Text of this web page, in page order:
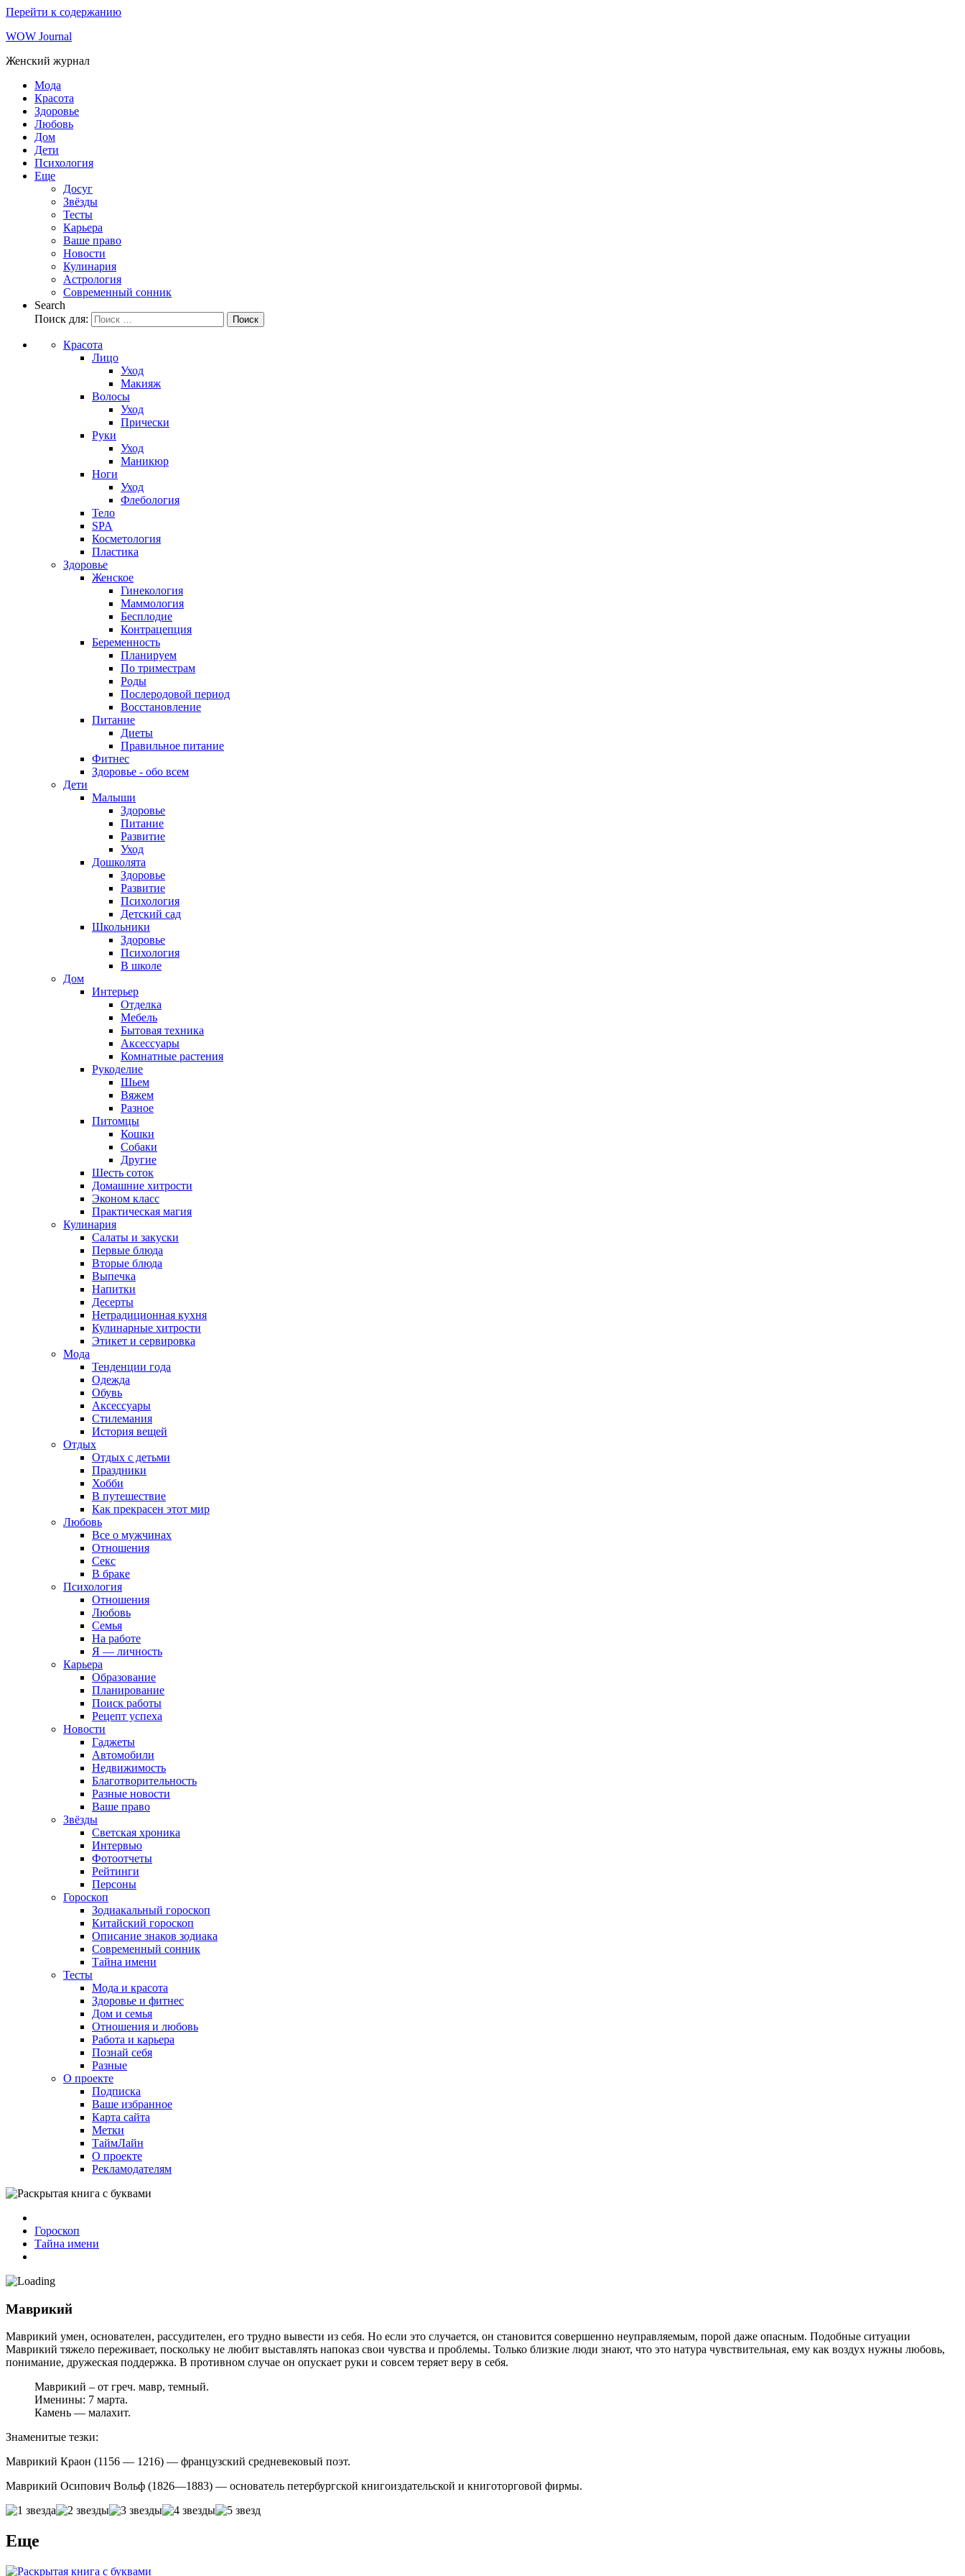
Перейти к содержанию
WOW Journal
Женский журнал
Мода
Красота
Здоровье
Любовь
Дом
Дети
Психология
Еще
Досуг
Звёзды
Тесты
Карьера
Ваше право
Новости
Кулинария
Астрология
Современный сонник
Search
Поиск для:
Поиск
Красота
Лицо
Уход
Макияж
Волосы
Уход
Прически
Руки
Уход
Маникюр
Ноги
Уход
Флебология
Тело
SPA
Косметология
Пластика
Здоровье
Женское
Гинекология
Маммология
Бесплодие
Контрацепция
Беременность
Планируем
По триместрам
Роды
Послеродовой период
Восстановление
Питание
Диеты
Правильное питание
Фитнес
Здоровье - обо всем
Дети
Малыши
Здоровье
Питание
Развитие
Уход
Дошколята
Здоровье
Развитие
Психология
Детский сад
Школьники
Здоровье
Психология
В школе
Дом
Интерьер
Отделка
Мебель
Бытовая техника
Аксессуары
Комнатные растения
Рукоделие
Шьем
Вяжем
Разное
Питомцы
Кошки
Собаки
Другие
Шесть соток
Домашние хитрости
Эконом класс
Практическая магия
Кулинария
Салаты и закуски
Первые блюда
Вторые блюда
Выпечка
Напитки
Десерты
Нетрадиционная кухня
Кулинарные хитрости
Этикет и сервировка
Мода
Тенденции года
Одежда
Обувь
Аксессуары
Стилемания
История вещей
Отдых
Отдых с детьми
Праздники
Хобби
В путешествие
Как прекрасен этот мир
Любовь
Все о мужчинах
Отношения
Секс
В браке
Психология
Отношения
Любовь
Семья
На работе
Я — личность
Карьера
Образование
Планирование
Поиск работы
Рецепт успеха
Новости
Гаджеты
Автомобили
Недвижимость
Благотворительность
Разные новости
Ваше право
Звёзды
Светская хроника
Интервью
Фотоотчеты
Рейтинги
Персоны
Гороскоп
Зодиакальный гороскоп
Китайский гороскоп
Описание знаков зодиака
Современный сонник
Тайна имени
Тесты
Мода и красота
Здоровье и фитнес
Дом и семья
Отношения и любовь
Работа и карьера
Познай себя
Разные
О проекте
Подписка
Ваше избранное
Карта сайта
Метки
ТаймЛайн
О проекте
Рекламодателям
Гороскоп
Тайна имени
Маврикий
Маврикий умен, основателен, рассудителен, его трудно вывести из себя. Но если это случается, он становится совершенно неуправляемым, порой даже опасным. Подобные ситуации
Маврикий тяжело переживает, поскольку не любит выставлять напоказ свои чувства и проблемы. Только близкие люди знают, что это натура чувствительная, ему как воздух нужны любовь,
понимание, дружеская поддержка. В противном случае он опускает руки и совсем теряет веру в себя.
Маврикий – от греч. мавр, темный.
Именины: 7 марта.
Камень — малахит.
Знаменитые тезки:
Маврикий Краон (1156 — 1216) — французский средневековый поэт.
Маврикий Осипович Вольф (1826—1883) — основатель петербургской книгоиздательской и книготорговой фирмы.
Еще